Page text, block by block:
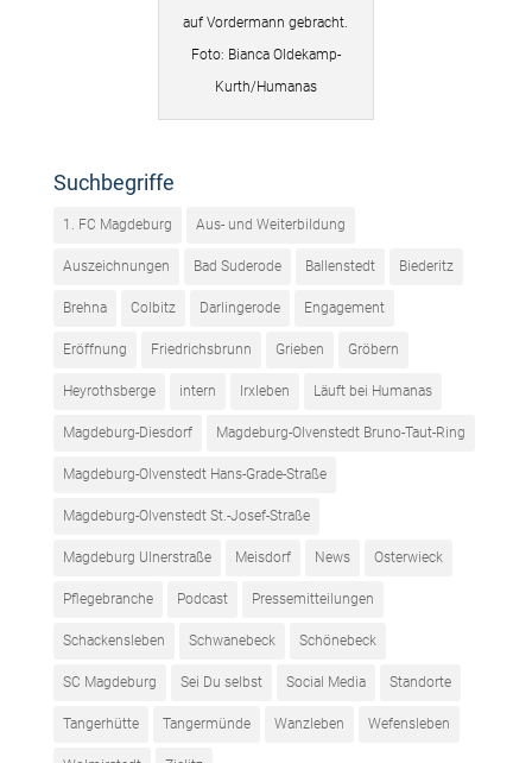
auf Vordermann gebracht.
Foto: Bianca Oldekamp-
Kurth/Humanas
Suchbegriffe
1. FC Magdeburg Aus- und Weiterbildung
Auszeichnungen Bad Suderode Ballenstedt Biederitz
Brehna Colbitz Darlingerode Engagement
Eröffnung Friedrichsbrunn Grieben Gröbern
Heyrothsberge intern Irxleben Läuft bei Humanas
Magdeburg-Diesdorf Magdeburg-Olvenstedt Bruno-Taut-Ring
Magdeburg-Olvenstedt Hans-Grade-Straße
Magdeburg-Olvenstedt St.-Josef-Straße
Magdeburg Ulnerstraße Meisdorf News Osterwieck
Pflegebranche Podcast Pressemitteilungen
Schackensleben Schwanebeck Schönebeck
SC Magdeburg Sei Du selbst Social Media Standorte
Tangerhütte Tangermünde Wanzleben Wefensleben